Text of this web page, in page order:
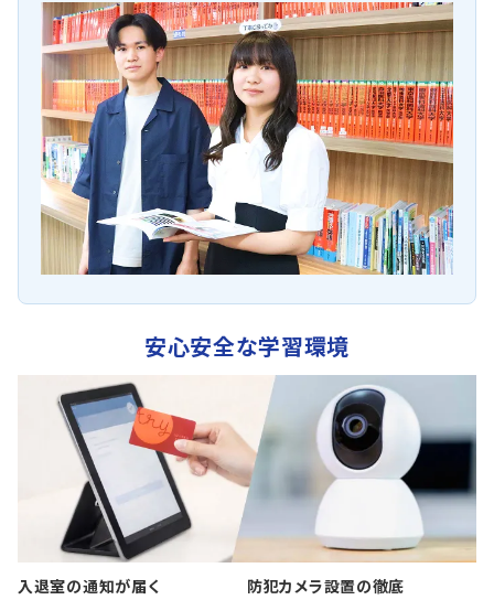
安心安全な学習環境
入退室の通知が届く
防犯カメラ設置の徹底